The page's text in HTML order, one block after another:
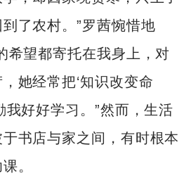
了农村。”罗茜惋惜地
希望都寄托在我身上，对
她经常把‘知识改变命
我好好学习。”然而，生活
书店与家之间，有时根本
。